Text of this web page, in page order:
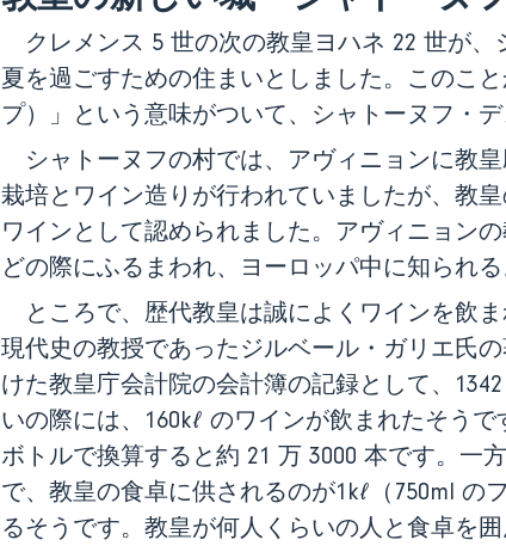
クレメンス 5 世の次の教皇ヨハネ 22 世が、
夏を過ごすための住まいとしました。このこ
プ）」という意味がついて、シャトーヌフ・
シャトーヌフの村では、アヴィニョンに教
栽培とワイン造りが行われていましたが、教
ワインとして認められました。アヴィニョン
どの際にふるまわれ、ヨーロッパ中に知られる
ところで、歴代教皇は誠によくワインを飲
現代史の教授であったジルベール・ガリエ氏
けた教皇庁会計院の会計簿の記録として、
いの際には、160kℓ のワインが飲まれたそう
ボトルで換算すると約 21 万 3000 本です。一
で、教皇の食卓に供されるのが1kℓ（750ml の
るそうです。教皇が何人くらいの人と食卓を